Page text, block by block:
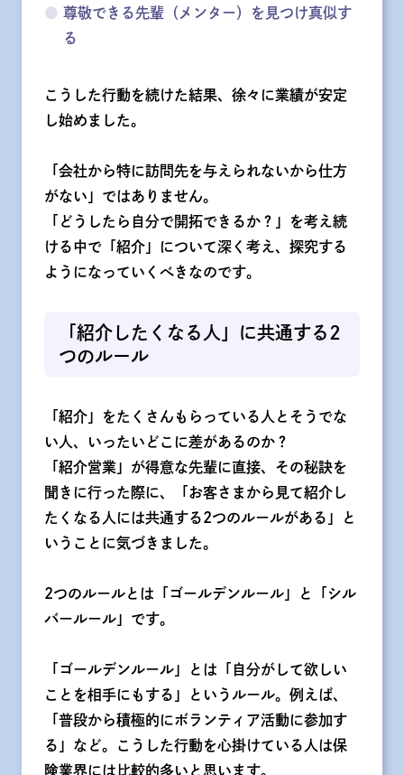
● 尊敬できる先輩（メンター）を見つけ真似す
る
こうした行動を続けた結果、徐々に業績が安定
し始めました。
「会社から特に訪問先を与えられないから仕方
がない」ではありません。
「どうしたら自分で開拓できるか？」を考え続
ける中で「紹介」について深く考え、探究する
ようになっていくべきなのです。
「紹介したくなる人」に共通する2
つのルール
「紹介」をたくさんもらっている人とそうでな
い人、いったいどこに差があるのか？
「紹介営業」が得意な先輩に直接、その秘訣を
聞きに行った際に、「お客さまから見て紹介し
たくなる人には共通する2つのルールがある」と
いうことに気づきました。
2つのルールとは「ゴールデンルール」と「シル
バールール」です。
「ゴールデンルール」とは「自分がして欲しい
ことを相手にもする」というルール。例えば、
「普段から積極的にボランティア活動に参加す
る」など。こうした行動を心掛けている人は保
険業界には比較的多いと思います。